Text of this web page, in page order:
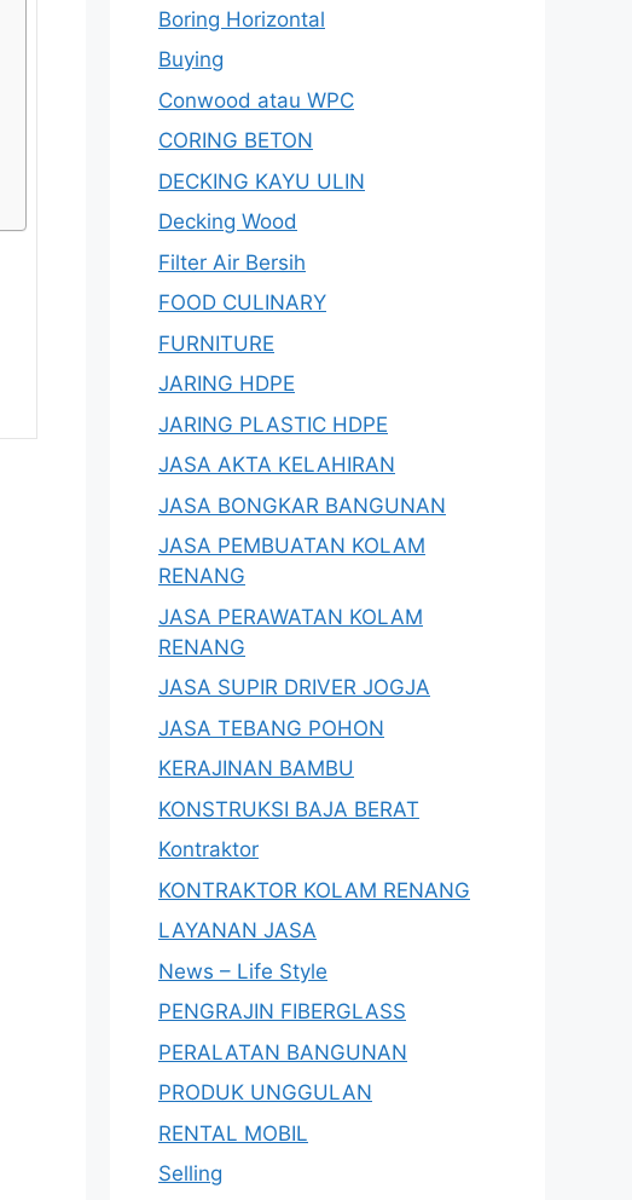
Boring Horizontal
Buying
Conwood atau WPC
CORING BETON
DECKING KAYU ULIN
Decking Wood
Filter Air Bersih
FOOD CULINARY
FURNITURE
JARING HDPE
JARING PLASTIC HDPE
JASA AKTA KELAHIRAN
JASA BONGKAR BANGUNAN
JASA PEMBUATAN KOLAM
RENANG
JASA PERAWATAN KOLAM
RENANG
JASA SUPIR DRIVER JOGJA
JASA TEBANG POHON
KERAJINAN BAMBU
KONSTRUKSI BAJA BERAT
Kontraktor
KONTRAKTOR KOLAM RENANG
LAYANAN JASA
News – Life Style
PENGRAJIN FIBERGLASS
PERALATAN BANGUNAN
PRODUK UNGGULAN
RENTAL MOBIL
Selling